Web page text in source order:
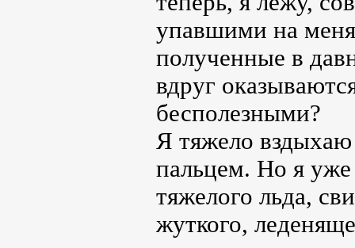
упавшими на
полученные в
вдруг
бесполезными?
Я тяжело
пальцем. Но я
тяжелого льда,
жуткого,